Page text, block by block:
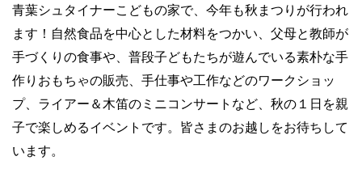
青葉シュタイナーこどもの家で、今年も秋まつりが行われ
ます！自然食品を中心とした材料をつかい、父母と教師が
手づくりの食事や、普段子どもたちが遊んでいる素朴な手
作りおもちゃの販売、手仕事や工作などのワークショッ
プ、ライアー＆木笛のミニコンサートなど、秋の１日を親
子で楽しめるイベントです。皆さまのお越しをお待ちして
います。